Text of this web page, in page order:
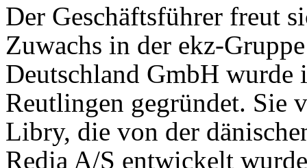
Der Geschäftsführer freut
Zuwachs in der ekz-
Deutschland GmbH
Reutlingen gegründet. Sie
Libry, die von der
Redia A/S entwickelt